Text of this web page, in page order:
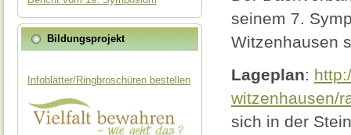
Bildungsprojekt
Infoblätter/Ringbroschüren bestellen
seinem 7.
Witzenhausen
Lageplan:
witzenhausen/
sich in der